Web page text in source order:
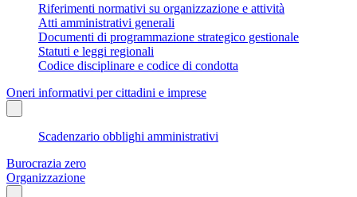
Riferimenti normativi su organizzazione e attività
Atti amministrativi generali
Documenti di programmazione strategico gestionale
Statuti e leggi regionali
Codice disciplinare e codice di condotta
Oneri informativi per cittadini e imprese
Scadenzario obblighi amministrativi
Burocrazia zero
Organizzazione